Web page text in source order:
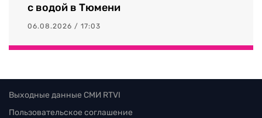
с водой в Тюмени
06.08.2026 / 17:03
Выходные данные СМИ RTVI
Пользовательское соглашение